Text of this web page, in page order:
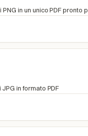
in un unico PDF pronto
in formato PDF